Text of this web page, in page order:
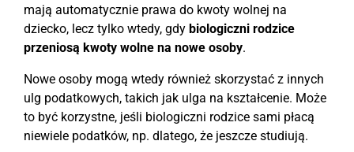
mają automatycznie prawa do kwoty wolnej na
dziecko, lecz tylko wtedy, gdy biologiczni rodzice
przeniosą kwoty wolne na nowe osoby.
Nowe osoby mogą wtedy również skorzystać z innych
ulg podatkowych, takich jak ulga na kształcenie. Może
to być korzystne, jeśli biologiczni rodzice sami płacą
niewiele podatków, np. dlatego, że jeszcze studiują.